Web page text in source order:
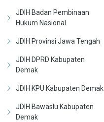
JDIH Badan Pembinaan
Hukum Nasional
JDIH Provinsi Jawa Tengah
JDIH DPRD Kabupaten
Demak
JDIH KPU Kabupaten Demak
JDIH Bawaslu Kabupaten
Demak